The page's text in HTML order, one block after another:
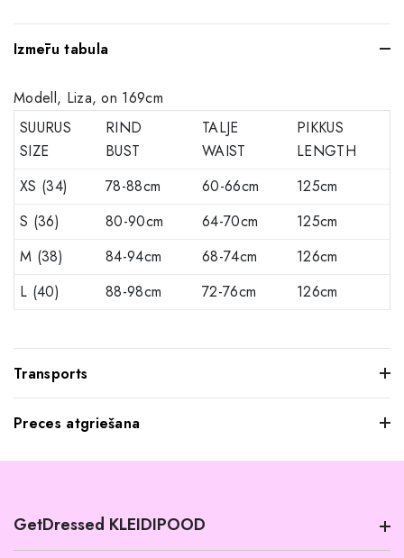
Izmēru tabula
Modell, Liza, on 169cm
SUURUS
SIZE
RIND
BUST
TALJE
WAIST
PIKKUS
LENGTH
XS (34)
78-88cm 60-66cm
125cm
S (36)
80-90cm 64-70cm
125cm
M (38)
84-94cm 68-74cm
126cm
L (40)
88-98cm 72-76cm 126cm
Transports
Preces atgriešana
atgriezt mums visus produktus, kurus nevēlaties paturēt.
GetDressed KLEIDIPOOD